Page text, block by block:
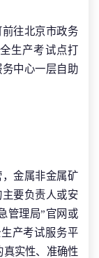
往北京市政务
生产考试点打
中心一层自助
金属非金属矿
要负责人或安
管理局”官网或
产考试服务平
真实性、准确性